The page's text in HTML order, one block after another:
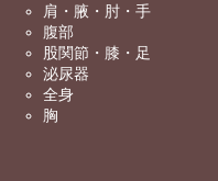
肩・腋・肘・手
腹部
股関節・膝・足
泌尿器
全身
胸